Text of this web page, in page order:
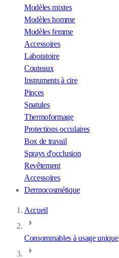
Modèles mixtes
Modèles homme
Modèles femme
Accessoires
Laboratoire
Couteaux
Instruments à cire
Pinces
Spatules
Thermoformage
Protections occulaires
Box de travail
Sprays d'occlusion
Revêtement
Accessoires
Dermocosmétique
Accueil
Consommables à usage unique